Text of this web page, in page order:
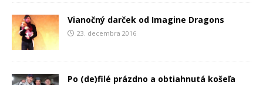
Vianočný darček od Imagine Dragons
23. decembra 2016
Po (de)filé prázdno a obtiahnutá košeľa